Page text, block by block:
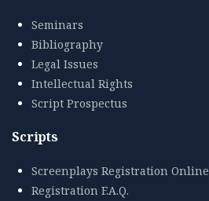
Seminars
Bibliography
Legal Issues
Intellectual Rights
Script Prospectus
Scripts
Screenplays Registration Online
Registration F.A.Q.